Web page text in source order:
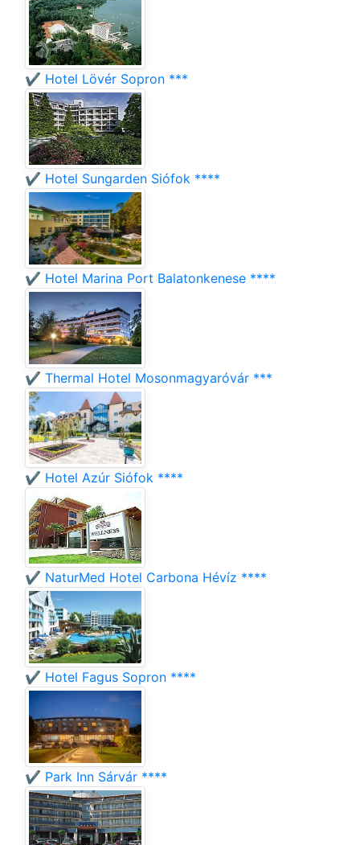
✔️ Hotel Lövér Sopron ***
✔️ Hotel Sungarden Siófok ****
✔️ Hotel Marina Port Balatonkenese ****
✔️ Thermal Hotel Mosonmagyaróvár ***
✔️ Hotel Azúr Siófok ****
✔️ NaturMed Hotel Carbona Hévíz ****
✔️ Hotel Fagus Sopron ****
✔️ Park Inn Sárvár ****